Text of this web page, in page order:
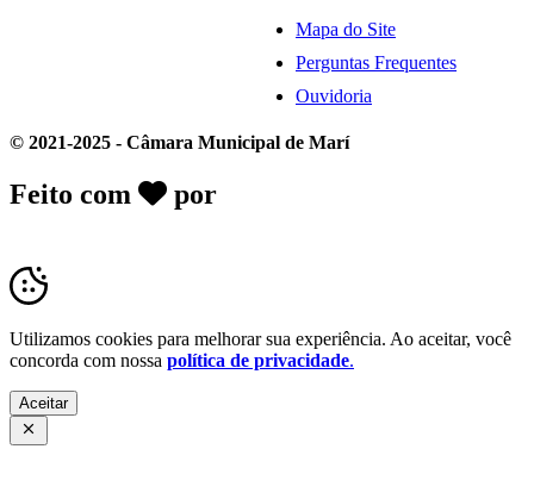
Mapa do Site
Perguntas Frequentes
Ouvidoria
© 2021-2025 - Câmara Municipal de Marí
Feito com por
Utilizamos cookies para melhorar sua experiência. Ao aceitar, você
concorda com nossa política de privacidade.
Aceitar